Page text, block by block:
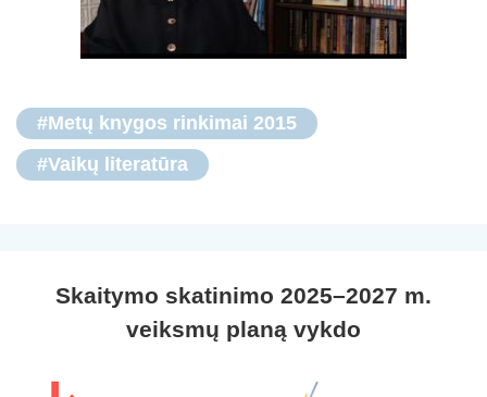
#Metų knygos rinkimai 2015
#Vaikų literatūra
Skaitymo skatinimo 2025–2027 m.
veiksmų planą vykdo